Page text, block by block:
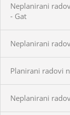
Neplanirani
- Gat
Neplanirani
Planirani radovi
Neplanirani